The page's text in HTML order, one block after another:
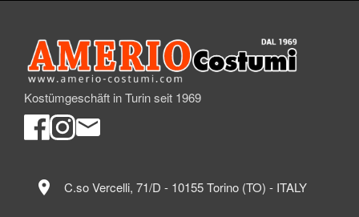
Kostümgeschäft in Turin seit 1969
location_on C.so Vercelli, 71/D - 10155 Torino (TO) - ITALY